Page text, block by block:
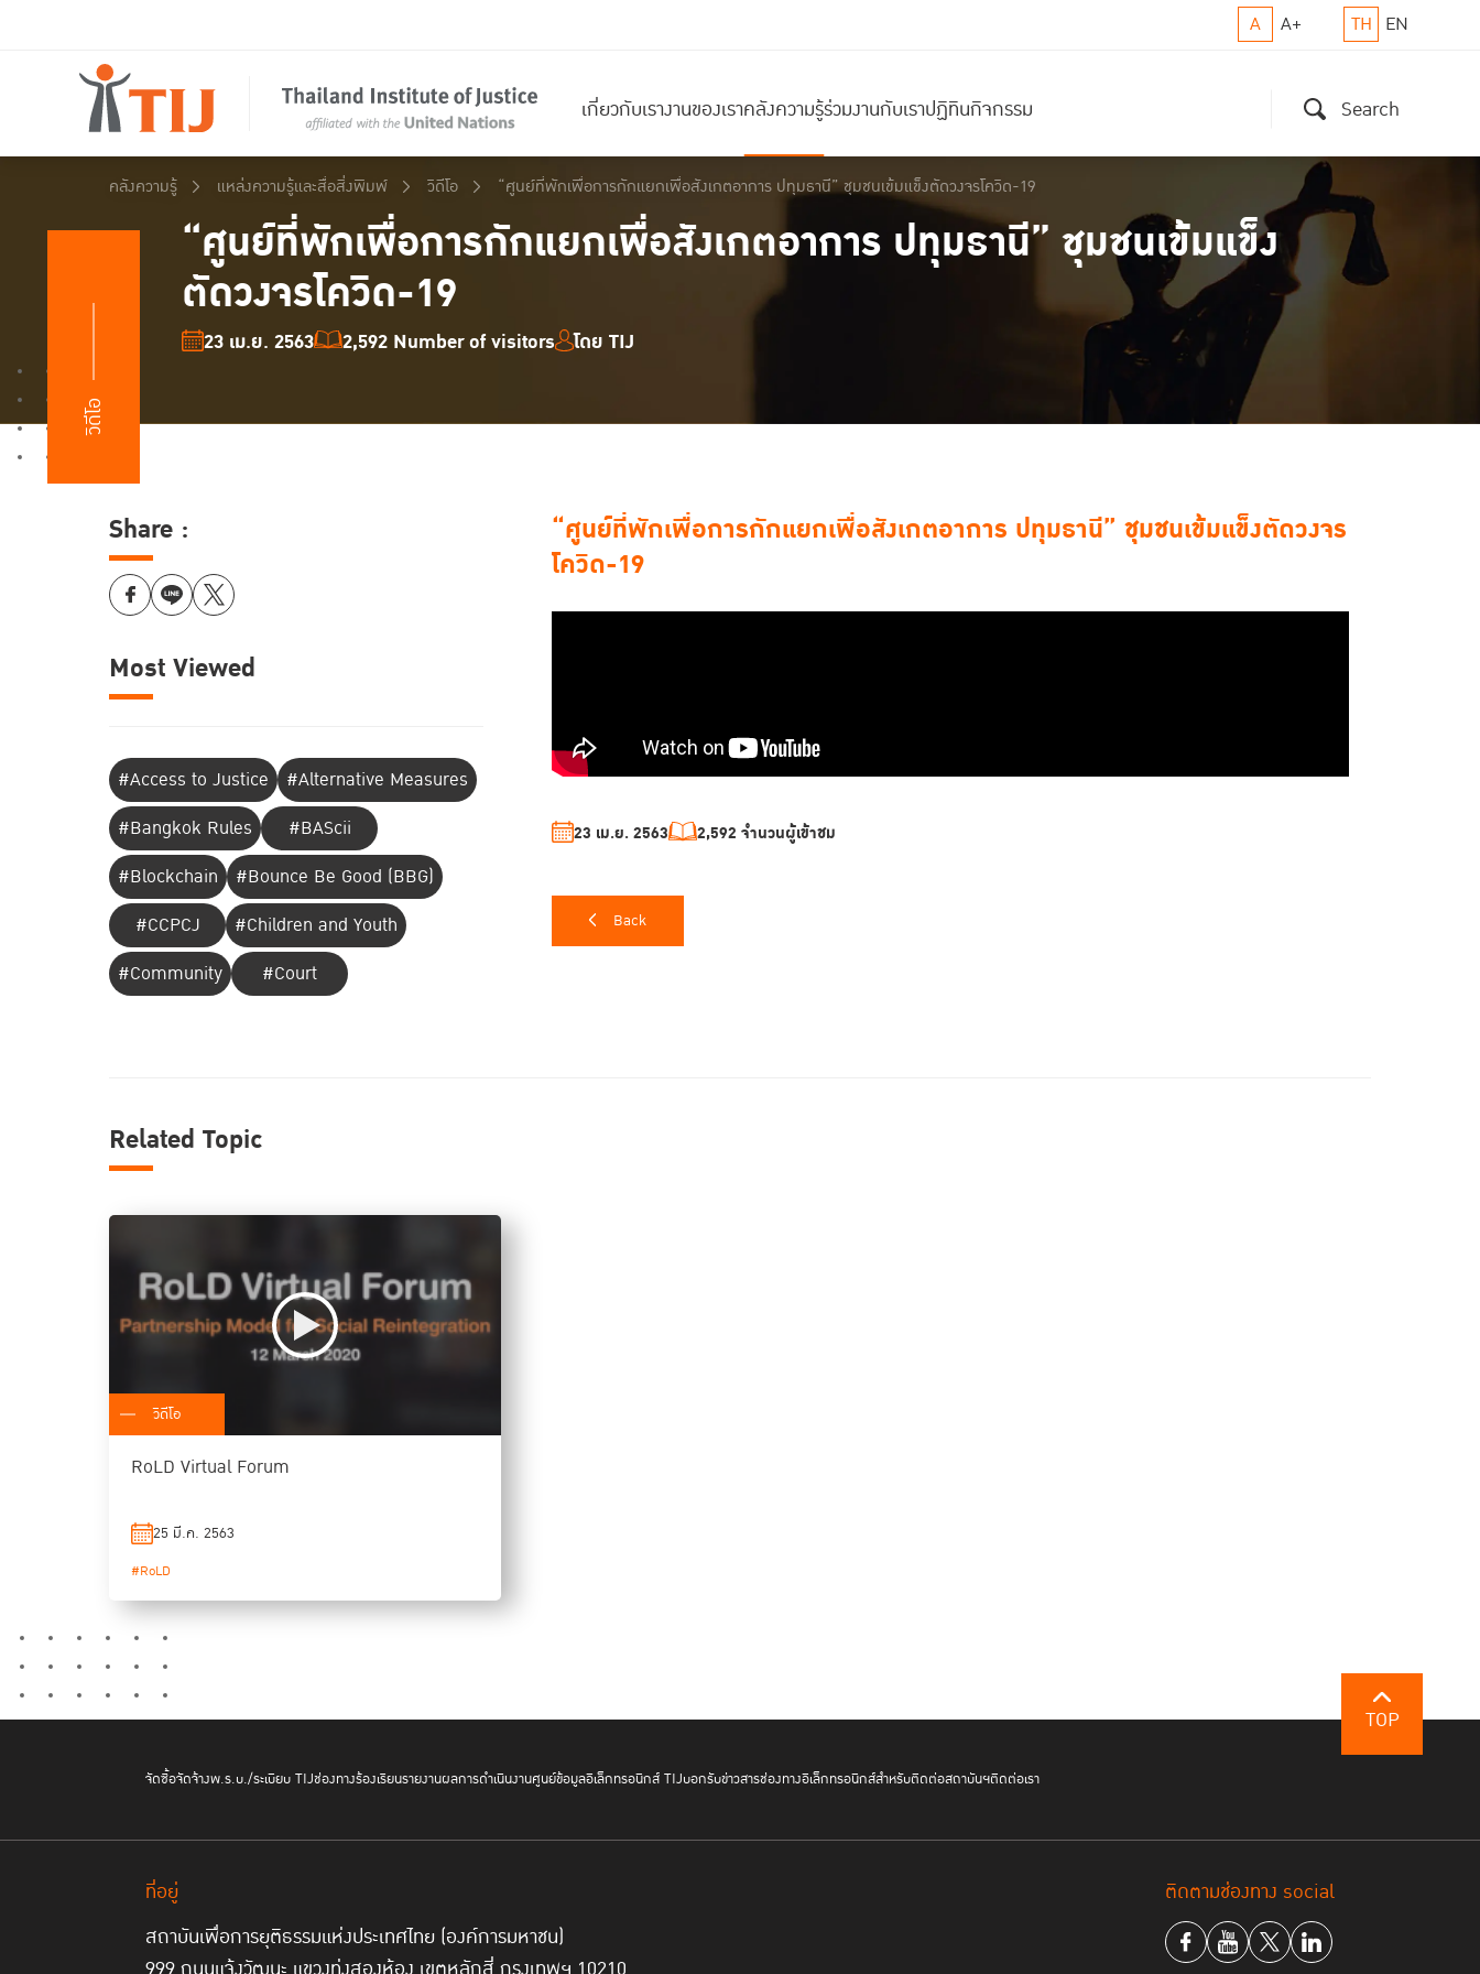
A A+ TH EN
เกี่ยวกับเรางานของเราคลังความรู้ร่วมงานกับเราปฏิทินกิจกรรม Search
คลังความรู้ แหล่งความรู้และสื่อสิ่งพิมพ์ วิดีโอ “ศูนย์ที่พักเพื่อการกักแยกเพื่อสังเกตอาการ ปทุมธานี” ชุมชนเข้มแข็งตัดวงจรโควิด-19
วิดีโอ
“ศูนย์ที่พักเพื่อการกักแยกเพื่อสังเกตอาการ ปทุมธานี” ชุมชนเข้มแข็ง
ตัดวงจรโควิด-19
23 เม.ย. 2563 2,592 Number of visitors โดย TIJ
“ศูนย์ที่พักเพื่อการกักแยกเพื่อสังเกตอาการ ปทุมธานี” ชุมชนเข้มแข็งตัดวงจร
โควิด-19
23 เม.ย. 2563 2,592 จำนวนผู้เข้าชม
Back
Share :
Most Viewed
#Access to Justice
#Alternative Measures
#Bangkok Rules
#BAScii
#Blockchain
#Bounce Be Good (BBG)
#CCPCJ
#Children and Youth
#Community
#Court
Related Topic
วิดีโอ
RoLD Virtual Forum
25 มี.ค. 2563
#RoLD
TOP
จัดซื้อจัดจ้างพ.ร.บ./ระเบียบ TIJช่องทางร้องเรียนรายงานผลการดำเนินงานศูนย์ข้อมูลอิเล็กทรอนิกส์ TIJบอกรับข่าวสารช่องทางอิเล็กทรอนิกส์สำหรับติดต่อสถาบันฯติดต่อเรา
ที่อยู่
สถาบันเพื่อการยุติธรรมแห่งประเทศไทย (องค์การมหาชน)
ติดตามช่องทาง social